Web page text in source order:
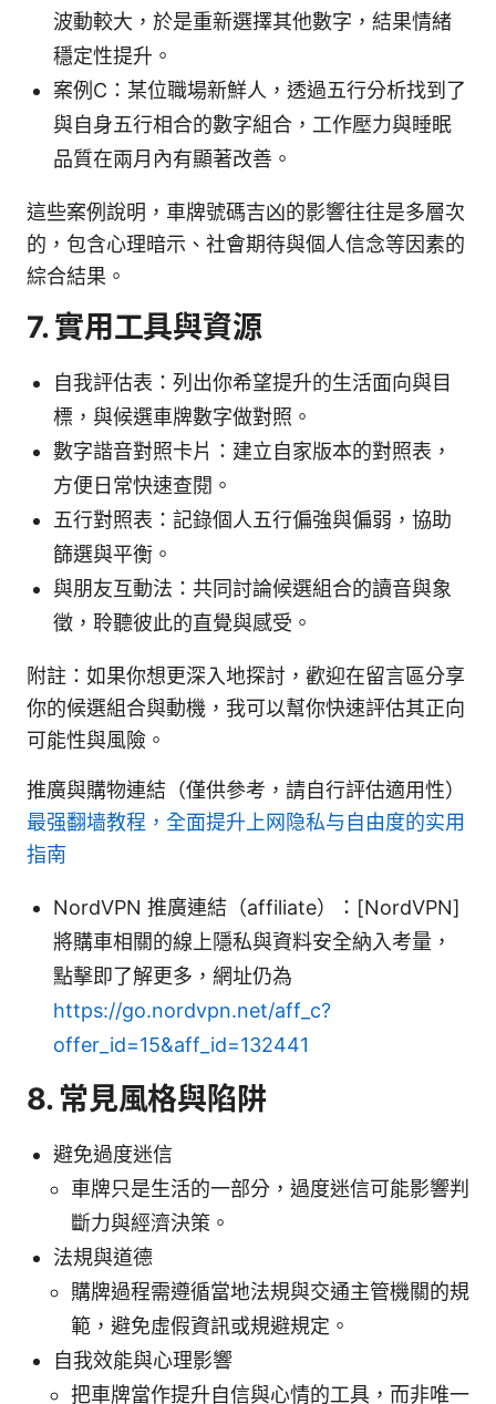
波動較大，於是重新選擇其他數字，結果情緒
穩定性提升。
案例C：某位職場新鮮人，透過五行分析找到了
與自身五行相合的數字組合，工作壓力與睡眠
品質在兩月內有顯著改善。
這些案例說明，車牌號碼吉凶的影響往往是多層次
的，包含心理暗示、社會期待與個人信念等因素的
綜合結果。
7. 實用工具與資源
自我評估表：列出你希望提升的生活面向與目
標，與候選車牌數字做對照。
數字諧音對照卡片：建立自家版本的對照表，
方便日常快速查閱。
五行對照表：記錄個人五行偏強與偏弱，協助
篩選與平衡。
與朋友互動法：共同討論候選組合的讀音與象
徵，聆聽彼此的直覺與感受。
附註：如果你想更深入地探討，歡迎在留言區分享
你的候選組合與動機，我可以幫你快速評估其正向
可能性與風險。
推廣與購物連結（僅供參考，請自行評估適用性）
最强翻墙教程，全面提升上网隐私与自由度的实用
指南
NordVPN 推廣連結（affiliate）：[NordVPN]
將購車相關的線上隱私與資料安全納入考量，
點擊即了解更多，網址仍為
https://go.nordvpn.net/aff_c?
offer_id=15&aff_id=132441
8. 常見風格與陷阱
避免過度迷信
車牌只是生活的一部分，過度迷信可能影響判
斷力與經濟決策。
法規與道德
購牌過程需遵循當地法規與交通主管機關的規
範，避免虛假資訊或規避規定。
自我效能與心理影響
把車牌當作提升自信與心情的工具，而非唯一